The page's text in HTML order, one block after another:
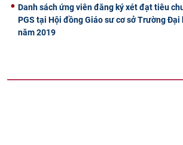
Danh sách ứng viên đăng ký xét đạt tiêu
PGS tại Hội đồng Giáo sư cơ sở Trường Đại
năm 2019